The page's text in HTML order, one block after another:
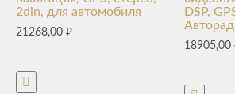
2din, для автомобиля
21268,00 ₽
DSP,
18905,00